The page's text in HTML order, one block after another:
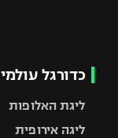
כדורגל עולמי
ליגת האלופות
ליגה אירופית